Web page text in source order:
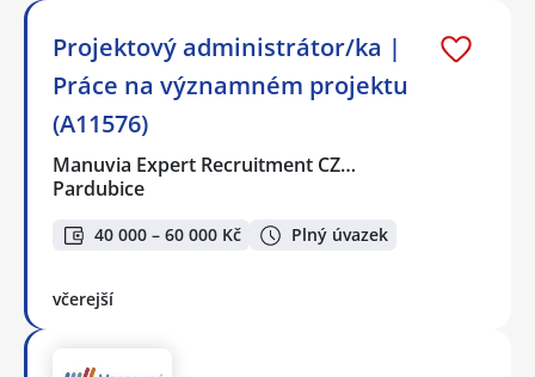
Projektový administrátor/ka |
Práce na významném projektu
(A11576)
Manuvia Expert Recruitment CZ…
Pardubice
40 000 – 60 000 Kč Plný úvazek
včerejší